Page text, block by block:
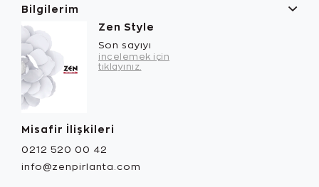
Bilgilerim
Zen Style
Son sayıyı
incelemek için
tıklayınız.
Misafir İlişkileri
0212 520 00 42
info@zenpirlanta.com